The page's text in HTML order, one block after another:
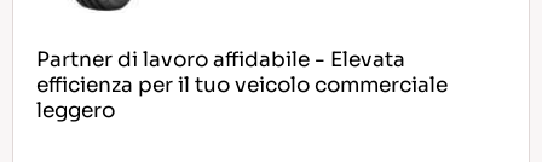
Partner di lavoro affidabile - Elevata
efficienza per il tuo veicolo commerciale
leggero